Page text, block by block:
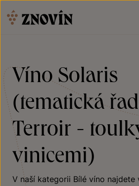
Víno Solaris
(tematická
Terroir -
vinicemi)
V naší kategorii Bílé víno najdete